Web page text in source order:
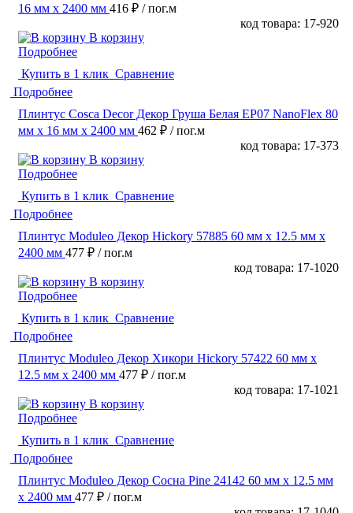
16 мм х 2400 мм 416 ₽ / пог.м
код товара: 17-920
В корзину
Подробнее
Купить в 1 клик Сравнение
Подробнее
Плинтус Cosca Decor Декор Груша Белая EP07 NanoFlex 80
мм х 16 мм х 2400 мм 462 ₽ / пог.м
код товара: 17-373
В корзину
Подробнее
Купить в 1 клик Сравнение
Подробнее
Плинтус Moduleo Декор Hickory 57885 60 мм х 12.5 мм х
2400 мм 477 ₽ / пог.м
код товара: 17-1020
В корзину
Подробнее
Купить в 1 клик Сравнение
Подробнее
Плинтус Moduleo Декор Хикори Hickory 57422 60 мм х
12.5 мм х 2400 мм 477 ₽ / пог.м
код товара: 17-1021
В корзину
Подробнее
Купить в 1 клик Сравнение
Подробнее
Плинтус Moduleo Декор Сосна Pine 24142 60 мм х 12.5 мм
х 2400 мм 477 ₽ / пог.м